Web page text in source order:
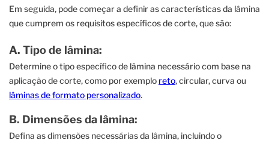
Em seguida, pode começar a definir as características da lâmina
que cumprem os requisitos específicos de corte, que são:
A. Tipo de lâmina:
Determine o tipo específico de lâmina necessário com base na
aplicação de corte, como por exemplo reto, circular, curva ou
lâminas de formato personalizado.
B. Dimensões da lâmina:
Defina as dimensões necessárias da lâmina, incluindo o